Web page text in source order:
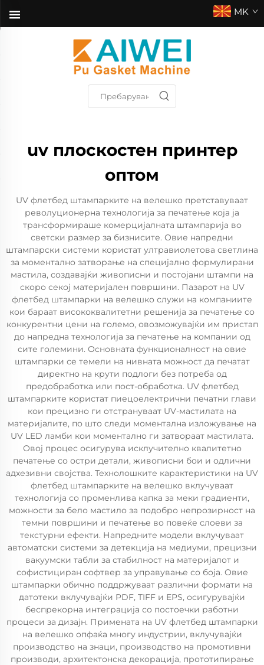
MK
uv плоскостен принтер
оптом
UV флетбед штампарките на велешко претставуваат
револуционерна технологија за печатење која ја
трансформираше комерцијалната штампарија во
светски размер за бизнисите. Овие напредни
штампарски системи користат ултравиолетова светлина
за моментално затворање на специјално формулирани
мастила, создавајќи живописни и постојани штампи на
скоро секој материјален површини. Пазарот на UV
флетбед штампарки на велешко служи на компаниите
кои бараат висококвалитетни решенија за печатење со
конкурентни цени на големо, овозможувајќи им пристап
до напредна технологија за печатење на компании од
сите големини. Основната функционалност на овие
штампарки се темели на нивната можност да печатат
директно на крути подлоги без потреба од
предобработка или пост-обработка. UV флетбед
штампарките користат пиецоелектрични печатни глави
кои прецизно ги отстрануваат UV-мастилата на
материјалите, по што следи моментална изложување на
UV LED ламби кои моментално ги затвораат мастилата.
Овој процес осигурува исклучително квалитетно
печатење со остри детали, живописни бои и одлични
адхезивни својства. Технолошките карактеристики на UV
флетбед штампарките на велешко вклучуваат
технологија со променлива капка за меки градиенти,
можности за бело мастило за подобро непрозирност на
темни површини и печатење во повеќе слоеви за
текстурни ефекти. Напредните модели вклучуваат
автоматски системи за детекција на медиуми, прецизни
вакуумски табли за стабилност на материјалот и
софистициран софтвер за управување со боја. Овие
штампарки обично поддржуваат различни формати на
датотеки вклучувајќи PDF, TIFF и EPS, осигурувајќи
беспрекорна интеграција со постоечки работни
процеси за дизајн. Примената на UV флетбед штампарки
на велешко опфаќа многу индустрии, вклучувајќи
производство на знаци, производство на промотивни
производи, архитектонска декорација, прототипирање